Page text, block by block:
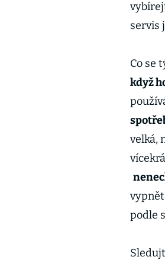
servis
Co se
když
velká,
podle